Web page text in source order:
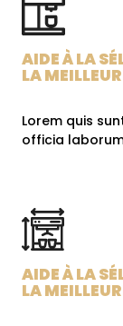
AIDE À LA
LA
Lorem quis
officia
AIDE À LA
LA